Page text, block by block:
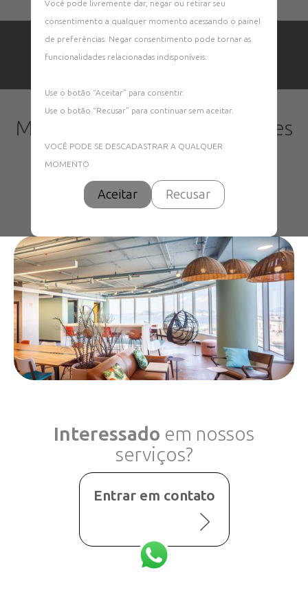
Você pode livremente dar, negar ou retirar seu
consentimento a qualquer momento acessando o painel
de preferências. Negar consentimento pode tornar as
funcionalidades relacionadas indisponíveis.
Use o botão “Aceitar” para consentir.
Use o botão “Recusar” para continuar sem aceitar.
VOCÊ PODE SE DESCADASTRAR A QUALQUER
MOMENTO
Aceitar Recusar
Fotos de Projeto de
Marsh & Mclennan Companies
Rio De Janeiro – Torre
Almirante
Voltar Fotos de Projetos
Interessado em nossos
serviços?
Entrar em contato